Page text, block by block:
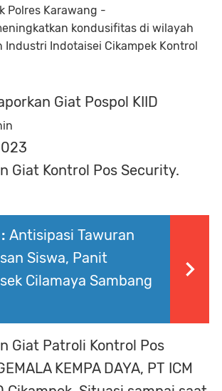
Polres Karawang -
kondusifitas di wilayah
Industri Indotaisei Cikampek Kontrol
Giat Pospol KIID
Giat Kontrol Pos Security.
Antisipasi Tawuran
Siswa, Panit
Cilamaya Sambang
Giat Patroli Kontrol Pos
KEMPA DAYA, PT ICM